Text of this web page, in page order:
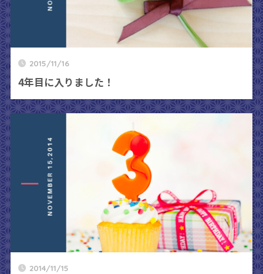
2015/11/16
4年目に入りました！
2014/11/15